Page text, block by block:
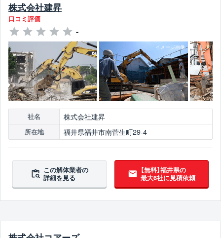
株式会社建昇
口コミ評価
-
社名 株式会社建昇
所在地 福井県福井市南菅生町29-4
この解体業者の
詳細を見る
【無料】福井県の
最大6社に見積依頼